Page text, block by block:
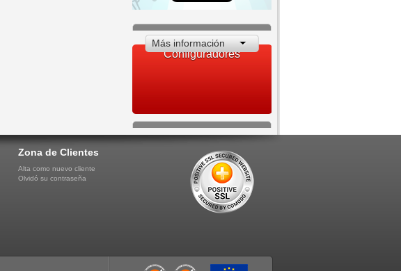
Configuradores
Más información
Zona de Clientes
Alta como nuevo cliente
Olvidó su contraseña